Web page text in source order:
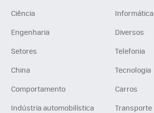
Ciência
Informática
Engenharia
Diversos
Setores
Telefonia
China
Tecnologia
Comportamento
Carros
Indústria automobilística
Transporte